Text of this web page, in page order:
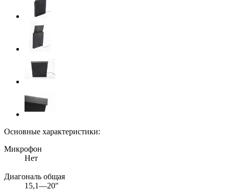
Основные характеристики:
Микрофон
Нет
Диагональ общая
15,1—20″